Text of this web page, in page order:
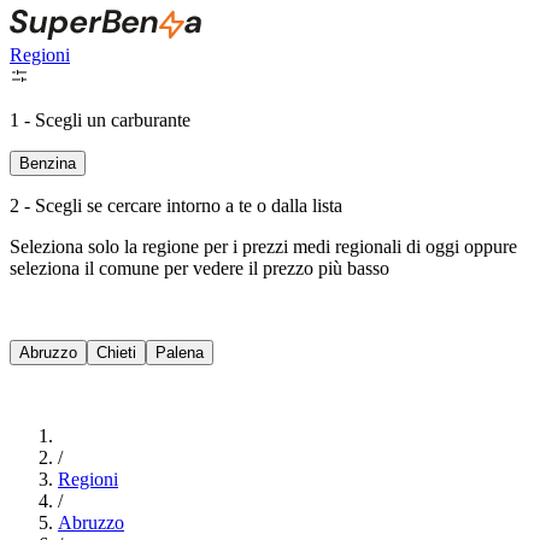
Regioni
1 - Scegli un carburante
Benzina
2 - Scegli se cercare intorno a te o dalla lista
Seleziona solo la regione per i prezzi medi regionali di oggi oppure
seleziona il comune per vedere il prezzo più basso
Abruzzo Chieti Palena
/
Regioni
/
Abruzzo